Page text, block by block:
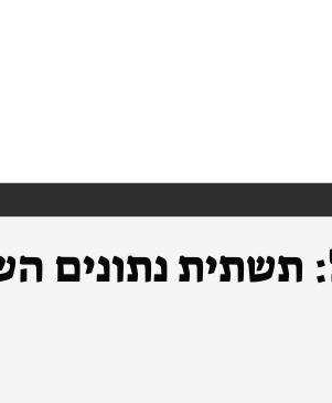
תשתית נתונים